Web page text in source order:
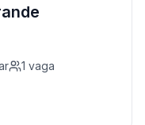
1 vaga